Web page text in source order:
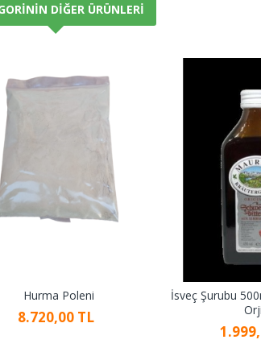
DIĞER ÜRÜNLERI
Hurma Poleni
8.720,00 TL
İsveç Şurubu